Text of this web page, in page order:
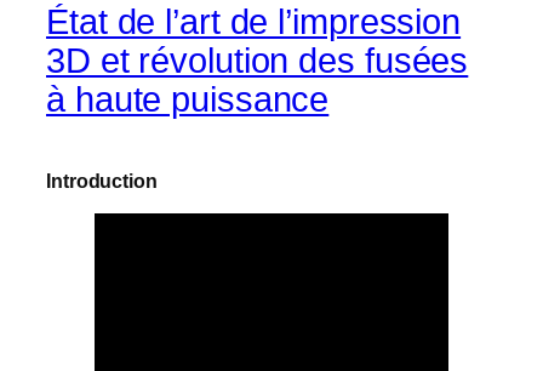
État de l’art de l’impression
3D et révolution des fusées
à haute puissance
Introduction